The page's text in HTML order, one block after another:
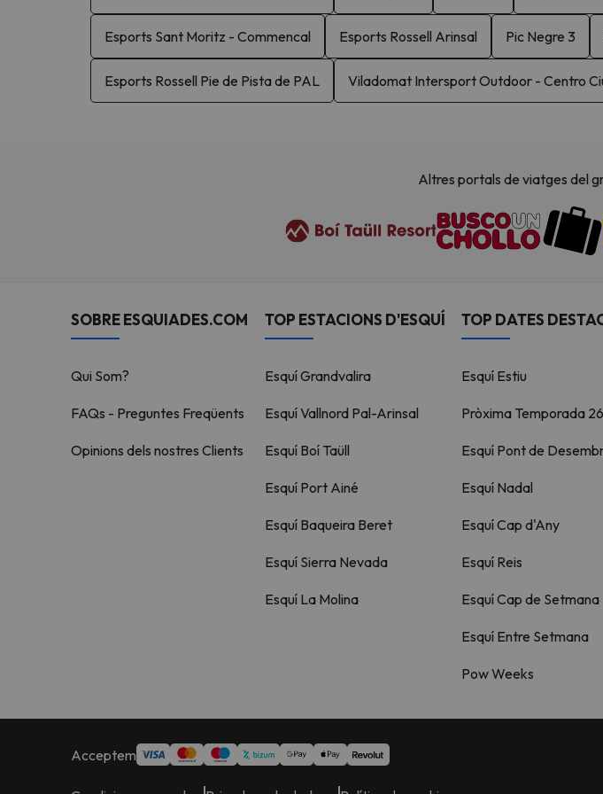
Esports Sant Moritz - Commencal Esports Rossell Arinsal Pic Negre 3
Esports Rossell Pie de Pista de PAL Viladomat Intersport Outdoor - Centro
Altres portals de viatges del
SOBRE ESQUIADES.COM
Qui Som?
FAQs - Preguntes Freqüents
Opinions dels nostres Clients
TOP ESTACIONS D'ESQUÍ
Esquí Grandvalira
Esquí Vallnord Pal-Arinsal
Esquí Boí Taüll
Esquí Port Ainé
Esquí Baqueira Beret
Esquí Sierra Nevada
Esquí La Molina
TOP DATES
Esquí Estiu
Pròxima Temporada
Esquí Pont de
Esquí Nadal
Esquí Cap d'Any
Esquí Reis
Esquí Cap de Setmana
Esquí Entre Setmana
Pow Weeks
Acceptem